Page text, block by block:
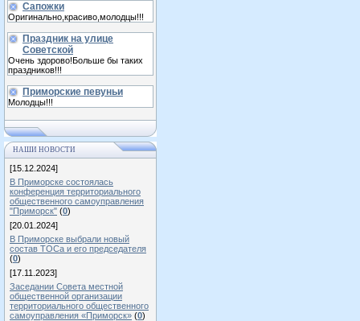
Сапожки
Оригинально,красиво,молодцы!!!
Праздник на улице
Советской
Очень здорово!Больше бы таких
праздников!!!
Приморские певуньи
Молодцы!!!
НАШИ НОВОСТИ
[15.12.2024]
В Приморске состоялась
конференция территориального
общественного самоуправления
"Приморск" (0)
[20.01.2024]
В Приморске выбрали новый
состав ТОСа и его председателя
(0)
[17.11.2023]
Заседании Совета местной
общественной организации
территориального общественного
самоуправления «Приморск» (0)